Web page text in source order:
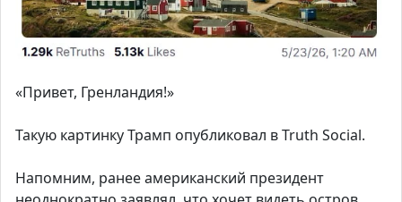
«Привет, Гренландия!»
Такую картинку Трамп опубликовал в Truth Social.
Напомним, ранее американский президент